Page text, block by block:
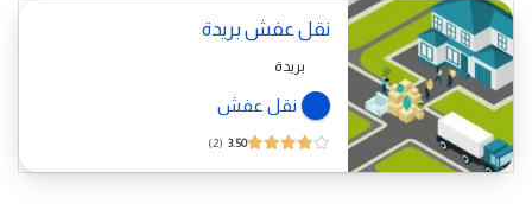
نقل عفش بريدة
بريدة
نقل عفش
3.50
2